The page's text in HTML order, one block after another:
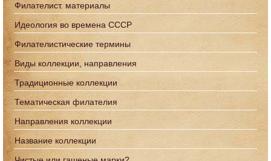
Филателист. материалы
Идеология во времена СССР
Филателистические термины
Виды коллекции, направления
Традиционные коллекции
Тематическая филателия
Направления коллекции
Название коллекции